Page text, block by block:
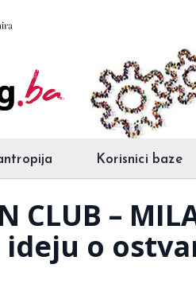
Korisnici baze
CLUB –
o